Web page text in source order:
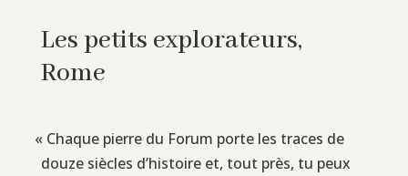
Les petits explorateurs,
Rome
« Chaque pierre du Forum porte les traces de
douze siècles d’histoire et, tout près, tu peux